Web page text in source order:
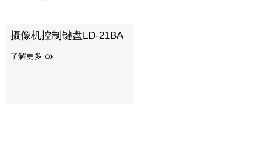
摄像机控制键盘LD-21BA
了解更多